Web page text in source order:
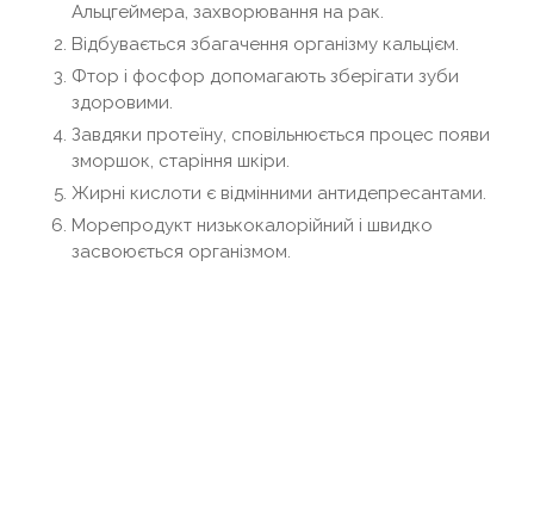
Альцгеймера, захворювання на рак.
Відбувається збагачення організму кальцієм.
Фтор і фосфор допомагають зберігати зуби
здоровими.
Завдяки протеїну, сповільнюється процес появи
зморшок, старіння шкіри.
Жирні кислоти є відмінними антидепресантами.
Морепродукт низькокалорійний і швидко
засвоюється організмом.